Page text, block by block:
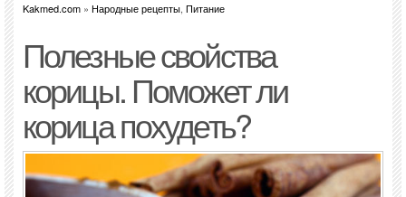
Kakmed.com » Народные рецепты, Питание
Полезные свойства
корицы. Поможет ли
корица похудеть?